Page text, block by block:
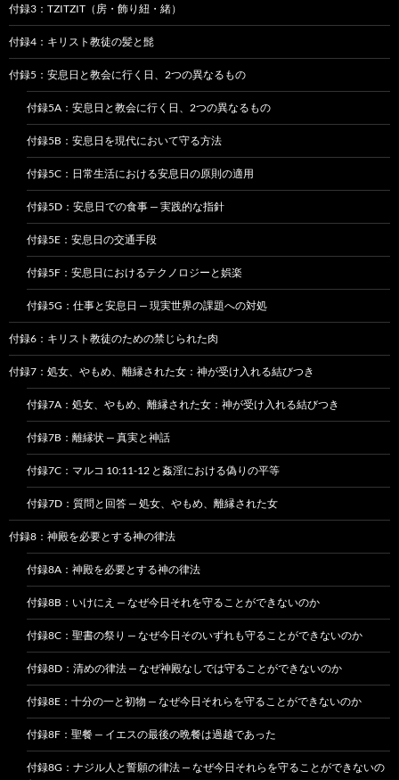
付録3：TZITZIT（房・飾り紐・緒）
付録4：キリスト教徒の髪と髭
付録5：安息日と教会に行く日、2つの異なるもの
付録5A：安息日と教会に行く日、2つの異なるもの
付録5B：安息日を現代において守る方法
付録5C：日常生活における安息日の原則の適用
付録5D：安息日での食事 — 実践的な指針
付録5E：安息日の交通手段
付録5F：安息日におけるテクノロジーと娯楽
付録5G：仕事と安息日 — 現実世界の課題への対処
付録6：キリスト教徒のための禁じられた肉
付録7：処女、やもめ、離縁された女：神が受け入れる結びつき
付録7A：処女、やもめ、離縁された女：神が受け入れる結びつき
付録7B：離縁状 — 真実と神話
付録7C：マルコ 10:11-12 と姦淫における偽りの平等
付録7D：質問と回答 — 処女、やもめ、離縁された女
付録8：神殿を必要とする神の律法
付録8A：神殿を必要とする神の律法
付録8B：いけにえ — なぜ今日それを守ることができないのか
付録8C：聖書の祭り — なぜ今日そのいずれも守ることができないのか
付録8D：清めの律法 — なぜ神殿なしでは守ることができないのか
付録8E：十分の一と初物 — なぜ今日それらを守ることができないのか
付録8F：聖餐 — イエスの最後の晩餐は過越であった
付録8G：ナジル人と誓願の律法 — なぜ今日それらを守ることができないの